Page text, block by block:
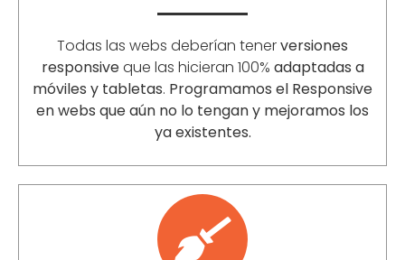
Todas las webs deberían tenerversiones
responsiveque las hicieran 100% adaptadas a
móviles y tabletas. Programamos el Responsive
en webs que aún no lo tengan y mejoramos los
ya existentes.